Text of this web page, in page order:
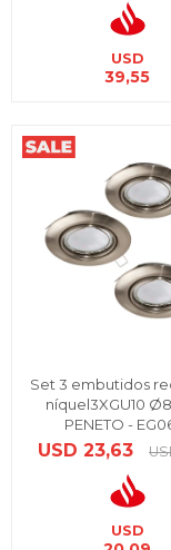
USD
39,55
Set 3 embutidos
níquel3XGU10
PENETO -
USD 23,63
USD